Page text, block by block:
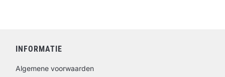
INFORMATIE
Algemene voorwaarden